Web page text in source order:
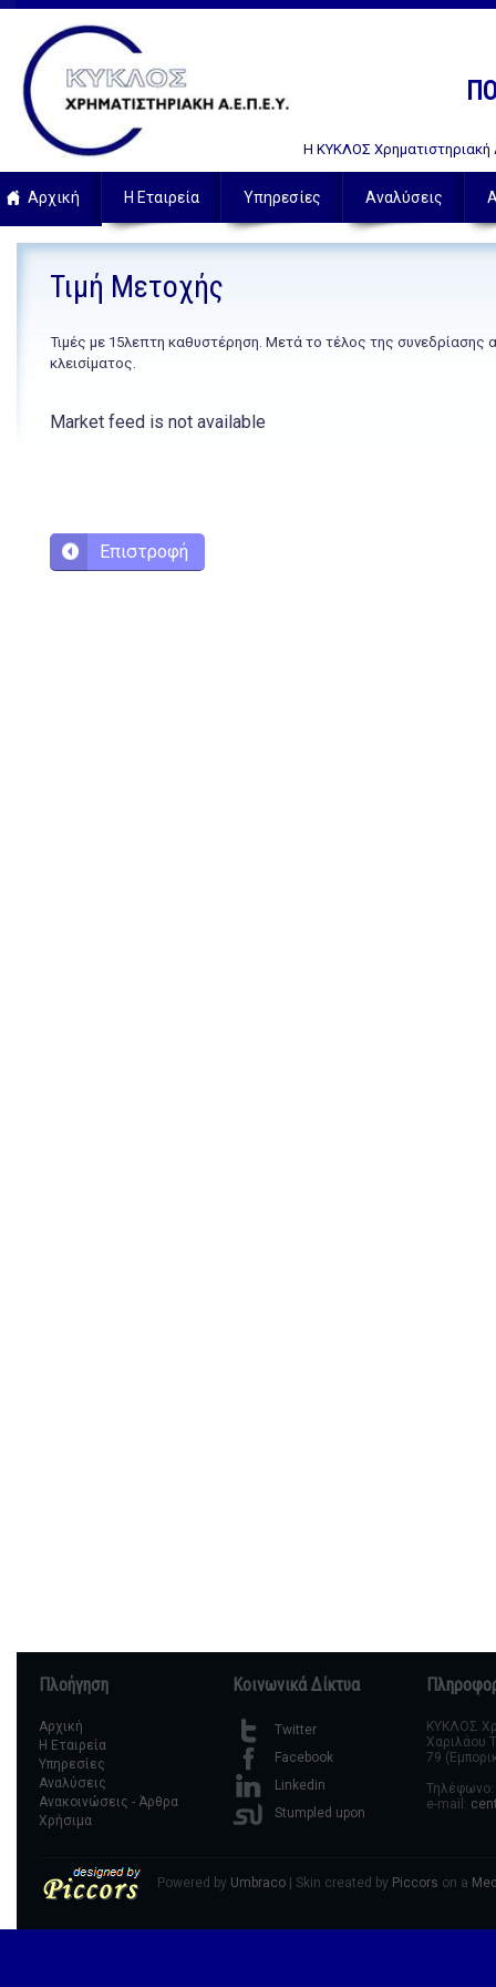
Η ΚΥΚΛΟΣ Χρηματιστηριακή
Αρχική Η Εταιρεία Υπηρεσίες Αναλύσεις
Τιμή Μετοχής
Τιμές με 15λεπτη καθυστέρηση. Μετά το τέλος της συνεδρίασης
κλεισίματος.
Market feed is not available
Επιστροφή
Πλοήγηση
Αρχική
Η Εταιρεία
Υπηρεσίες
Αναλύσεις
Ανακοινώσεις - Άρθρα
Χρήσιμα
Κοινωνικά Δίκτυα
Twitter
Facebook
Linkedin
Stumpled upon
ΚΥΚΛΟΣ
Χαριλάου
79
Τηλέφωνο:
e-mail:
Powered by Umbraco | Skin created by Piccors on a